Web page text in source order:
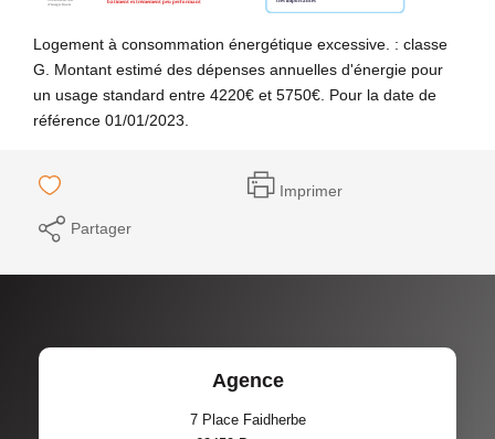
Logement à consommation énergétique excessive. : classe
G. Montant estimé des dépenses annuelles d'énergie pour
un usage standard entre 4220€ et 5750€. Pour la date de
référence 01/01/2023.
Imprimer
Partager
Agence
7 Place Faidherbe